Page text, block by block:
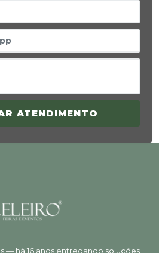
ATENDIMENTO
— há 16 anos entregando soluções